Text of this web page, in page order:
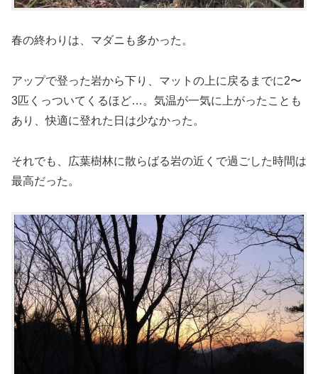
春の終わりは、マダニも多かった。
アップで登った岩から下り、マットの上に戻るまでに2〜
3匹くっついてくるほど…。気温が一気に上がったことも
あり、快適に登れた日は少なかった。
それでも、広葉樹林に散らばる岩の近くで過ごした時間は
最高だった。